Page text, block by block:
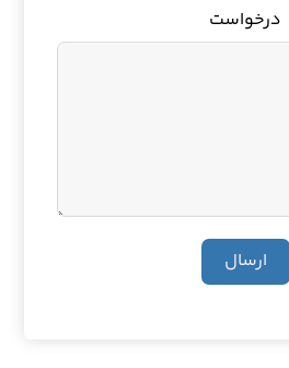
درخواست
ارسال